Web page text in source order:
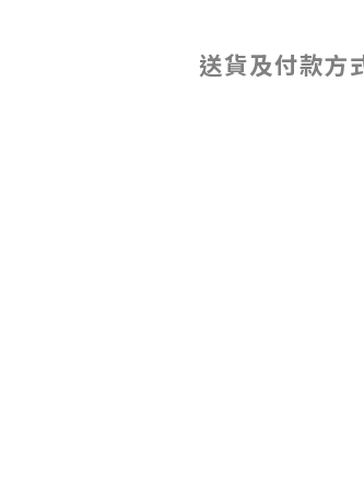
送貨及付款方